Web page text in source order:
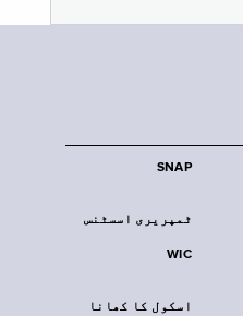
SNAP
ٹمپریری اسسٹنس
WIC
اسکول کا کھانا